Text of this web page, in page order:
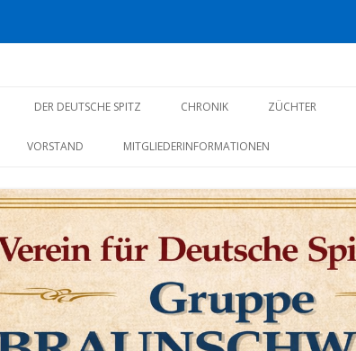
Inhalt
DER DEUTSCHE SPITZ CHRONIK ZÜCHTER
VORSTAND MITGLIEDERINFORMATIONEN